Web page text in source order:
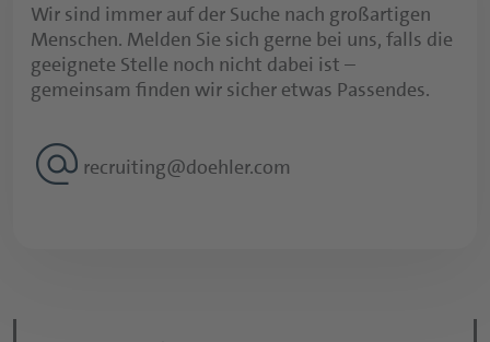
Wir sind immer auf der Suche nach großartigen
Menschen. Melden Sie sich gerne bei uns, falls die
geeignete Stelle noch nicht dabei ist –
gemeinsam finden wir sicher etwas Passendes.
alternate_email recruiting@doehler.com